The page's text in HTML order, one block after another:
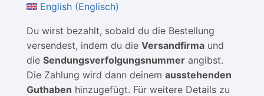
English(Englisch)
Du wirst bezahlt, sobald du die Bestellung
versendest, indem du die Versandfirma und
die Sendungsverfolgungsnummer angibst.
Die Zahlung wird dann deinem ausstehenden
Guthaben hinzugefügt. Für weitere Details zu